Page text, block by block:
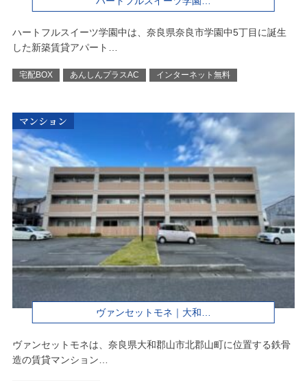
ハートフルスイーツ学園中は、奈良県奈良市学園中5丁目に誕生
した新築賃貸アパート…
宅配BOX あんしんプラスAC インターネット無料
マンション
ヴァンセットモネ｜大和…
ヴァンセットモネは、奈良県大和郡山市北郡山町に位置する鉄骨
造の賃貸マンション…